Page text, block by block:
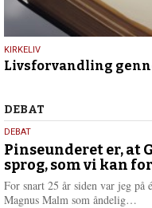
9.
juli
KIRKELIV
Livsforvandling
Debat
DEBAT
5.
august
2026
DEBAT
Pinseunderet er, at
sprog, som vi kan
For snart 25 år siden var jeg
Magnus Malm som åndelig…